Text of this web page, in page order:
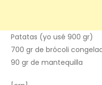
Patatas (yo usé 900 gr)
700 gr de brócoli
90 gr de mantequilla